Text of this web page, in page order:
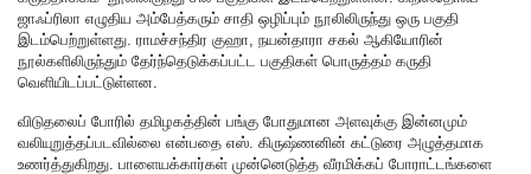
ஜாஃப்ரிலா எழுதிய அம்பேத்கரும் சாதி ஒழிப்பும் நூலிலிருந்து ஒரு பகுதி
இடம்பெற்றுள்ளது. ராமச்சந்திர குஹா, நயன்தாரா சகல் ஆகியோரின்
நூல்களிலிருந்தும் தேர்ந்தெடுக்கப்பட்ட பகுதிகள் பொருத்தம் கருதி
வெளியிடப்பட்டுள்ளன.
விடுதலைப் போரில் தமிழகத்தின் பங்கு போதுமான அளவுக்கு இன்னமும்
வலியுறுத்தப்படவில்லை என்பதை எஸ். கிருஷ்ணனின் கட்டுரை அழுத்தமாக
உணர்த்துகிறது. பாளையக்கார்கள் முன்னெடுத்த வீரமிக்கப் போராட்டங்களை